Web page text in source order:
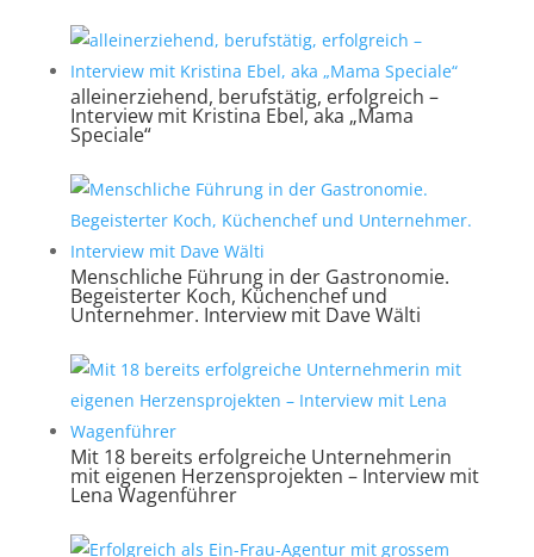
alleinerziehend, berufstätig, erfolgreich –
Interview mit Kristina Ebel, aka „Mama
Speciale“
Menschliche Führung in der Gastronomie.
Begeisterter Koch, Küchenchef und
Unternehmer. Interview mit Dave Wälti
Mit 18 bereits erfolgreiche Unternehmerin
mit eigenen Herzensprojekten – Interview mit
Lena Wagenführer